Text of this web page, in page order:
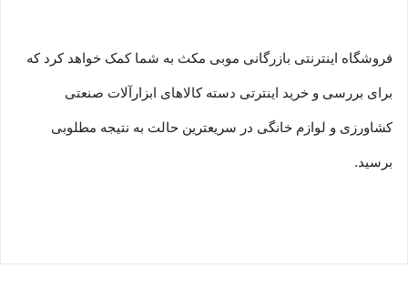
فروشگاه اینترنتی بازرگانی موبی مکث به شما کمک خواهد کرد که
برای بررسی و خرید اینترتی دسته کالاهای ابزارآلات صنعتی
کشاورزی و لوازم خانگی در سریعترین حالت به نتیجه مطلوبی
برسید.